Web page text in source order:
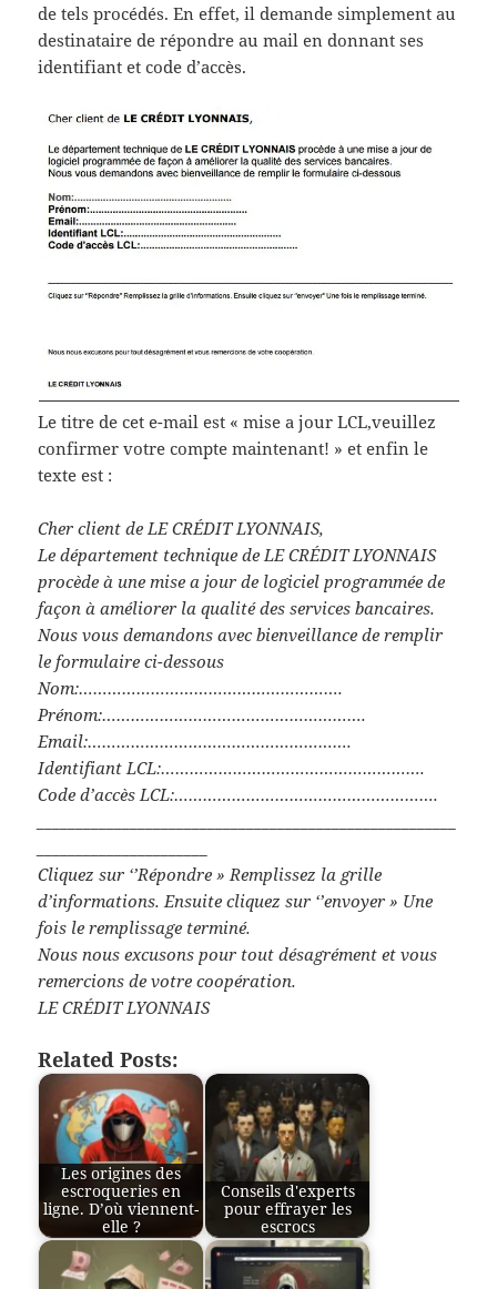
de tels procédés. En effet, il demande simplement au
destinataire de répondre au mail en donnant ses
identifiant et code d’accès.
Le titre de cet e-mail est « mise a jour LCL,veuillez
confirmer votre compte maintenant! » et enfin le
texte est :
Cher client de LE CRÉDIT LYONNAIS,
Le département technique de LE CRÉDIT LYONNAIS
procède à une mise a jour de logiciel programmée de
façon à améliorer la qualité des services bancaires.
Nous vous demandons avec bienveillance de remplir
le formulaire ci-dessous
Nom:……………………………………………….
Prénom:……………………………………………….
Email:……………………………………………….
Identifiant LCL:……………………………………………….
Code d’accès LCL:……………………………………………….
Cliquez sur ‘’Répondre » Remplissez la grille
d’informations. Ensuite cliquez sur ‘’envoyer » Une
fois le remplissage terminé.
Nous nous excusons pour tout désagrément et vous
remercions de votre coopération.
LE CRÉDIT LYONNAIS
Related Posts:
Les origines des
escroqueries en
ligne. D’où viennent-
elle ?
Conseils d'experts
pour effrayer les
escrocs